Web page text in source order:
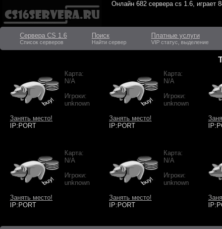
Онлайн 682 сервера cs 1.6, играет
Сервера CS 1.6
Список серверов
Поиск
Найти сервер
Платные услуги
VIP статус, выделение
Карта:
N/A
Игроки:
unknown
Занять место!
IP:PORT
Карта:
N/A
Игроки:
unknown
Занять место!
IP:PORT
Карта:
N/A
Игроки:
unknown
Занять место!
IP:PORT
Карта:
N/A
Игроки:
unknown
Занять место!
IP:PORT